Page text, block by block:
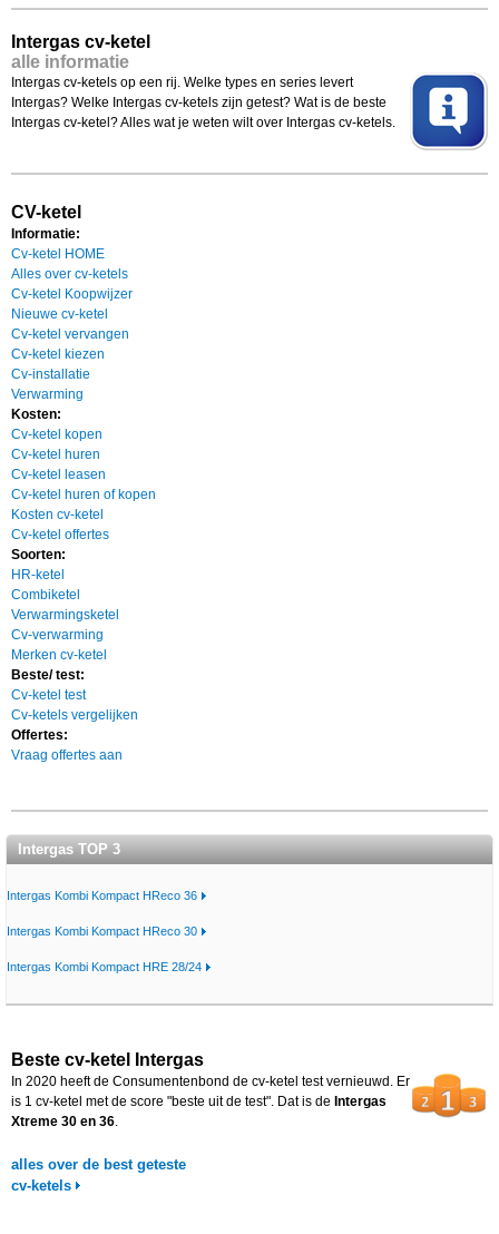
Intergas cv-ketel
alle informatie
Intergas cv-ketels op een rij. Welke types en series levert
Intergas? Welke Intergas cv-ketels zijn getest? Wat is de beste
Intergas cv-ketel? Alles wat je weten wilt over Intergas cv-ketels.
CV-ketel
Informatie:
Cv-ketel HOME
Alles over cv-ketels
Cv-ketel Koopwijzer
Nieuwe cv-ketel
Cv-ketel vervangen
Cv-ketel kiezen
Cv-installatie
Verwarming
Kosten:
Cv-ketel kopen
Cv-ketel huren
Cv-ketel leasen
Cv-ketel huren of kopen
Kosten cv-ketel
Cv-ketel offertes
Soorten:
HR-ketel
Combiketel
Verwarmingsketel
Cv-verwarming
Merken cv-ketel
Beste/ test:
Cv-ketel test
Cv-ketels vergelijken
Offertes:
Vraag offertes aan
Intergas TOP 3
Intergas Kombi Kompact HReco 36
Intergas Kombi Kompact HReco 30
Intergas Kombi Kompact HRE 28/24
Beste cv-ketel Intergas
In 2020 heeft de Consumentenbond de cv-ketel test vernieuwd. Er
is 1 cv-ketel met de score "beste uit de test". Dat is de Intergas
Xtreme 30 en 36.
alles over de best geteste
cv-ketels